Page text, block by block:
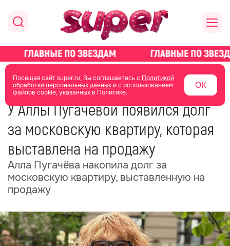
Посещая сайт super.ru, Вы соглашаетесь с Политикой
обработки персональных данныхи с использованием
файлов cookie, указанных в Политике.
ОК
главная новости о звездах новости
09 июня 09:00
У Аллы Пугачёвой появился долг
за московскую квартиру, которая
выставлена на продажу
Алла Пугачёва накопила долг за
московскую квартиру, выставленную на
продажу